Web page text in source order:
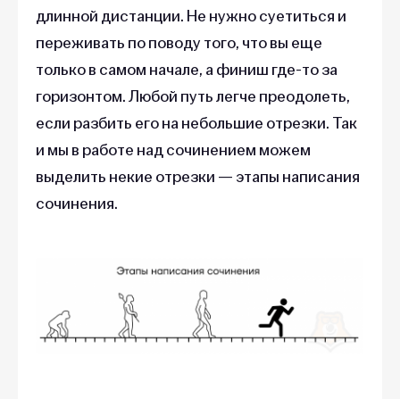
длинной дистанции. Не нужно суетиться и
переживать по поводу того, что вы еще
только в самом начале, а финиш где-то за
горизонтом. Любой путь легче преодолеть,
если разбить его на небольшие отрезки. Так
и мы в работе над сочинением можем
выделить некие отрезки — этапы написания
сочинения.